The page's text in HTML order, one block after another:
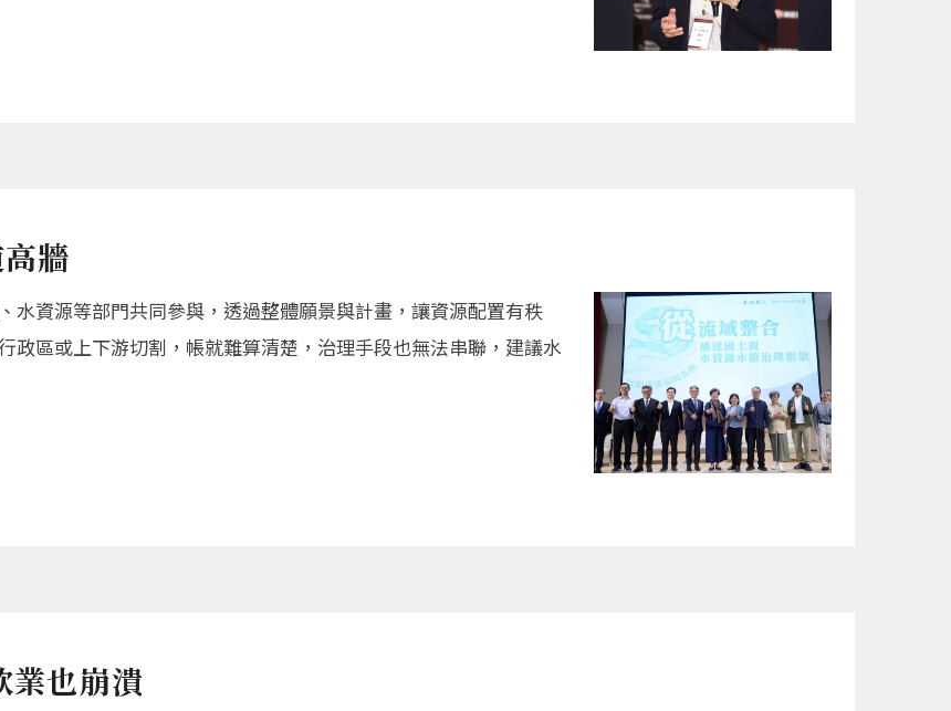
牆
水資源等部門共同參與，透過整體願景與計畫，讓資源配置有秩
政區或上下游切割，帳就難算清楚，治理手段也無法串聯，建議水
業也崩潰